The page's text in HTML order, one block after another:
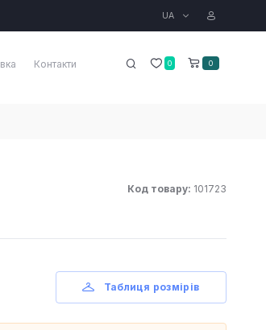
UA
0 0
Контакти
Код товару: 101723
варіантів кольоруТаблиця розмірів